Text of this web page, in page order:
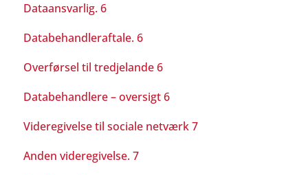
Dataansvarlig. 6
Databehandleraftale. 6
Overførsel til tredjelande 6
Databehandlere – oversigt 6
Videregivelse til sociale netværk 7
Anden videregivelse. 7